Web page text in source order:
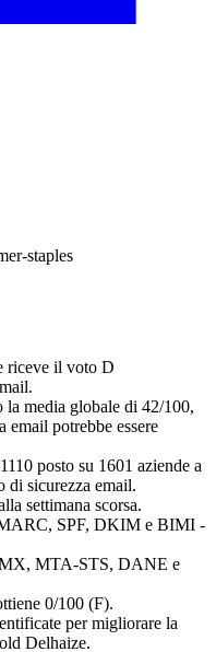
staples
riceve il voto D
la media globale di 42/100,
email potrebbe essere
posto su 1601 aziende a
di sicurezza email.
settimana scorsa.
SPF, DKIM e BIMI -
MX, MTA-STS, DANE e
0/100 (F).
per migliorare la
Delhaize.